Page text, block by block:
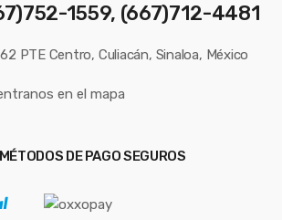
1559, (667)712-4481
PTE Centro, Culiacán, Sinaloa, México
en el mapa
DE PAGO SEGUROS